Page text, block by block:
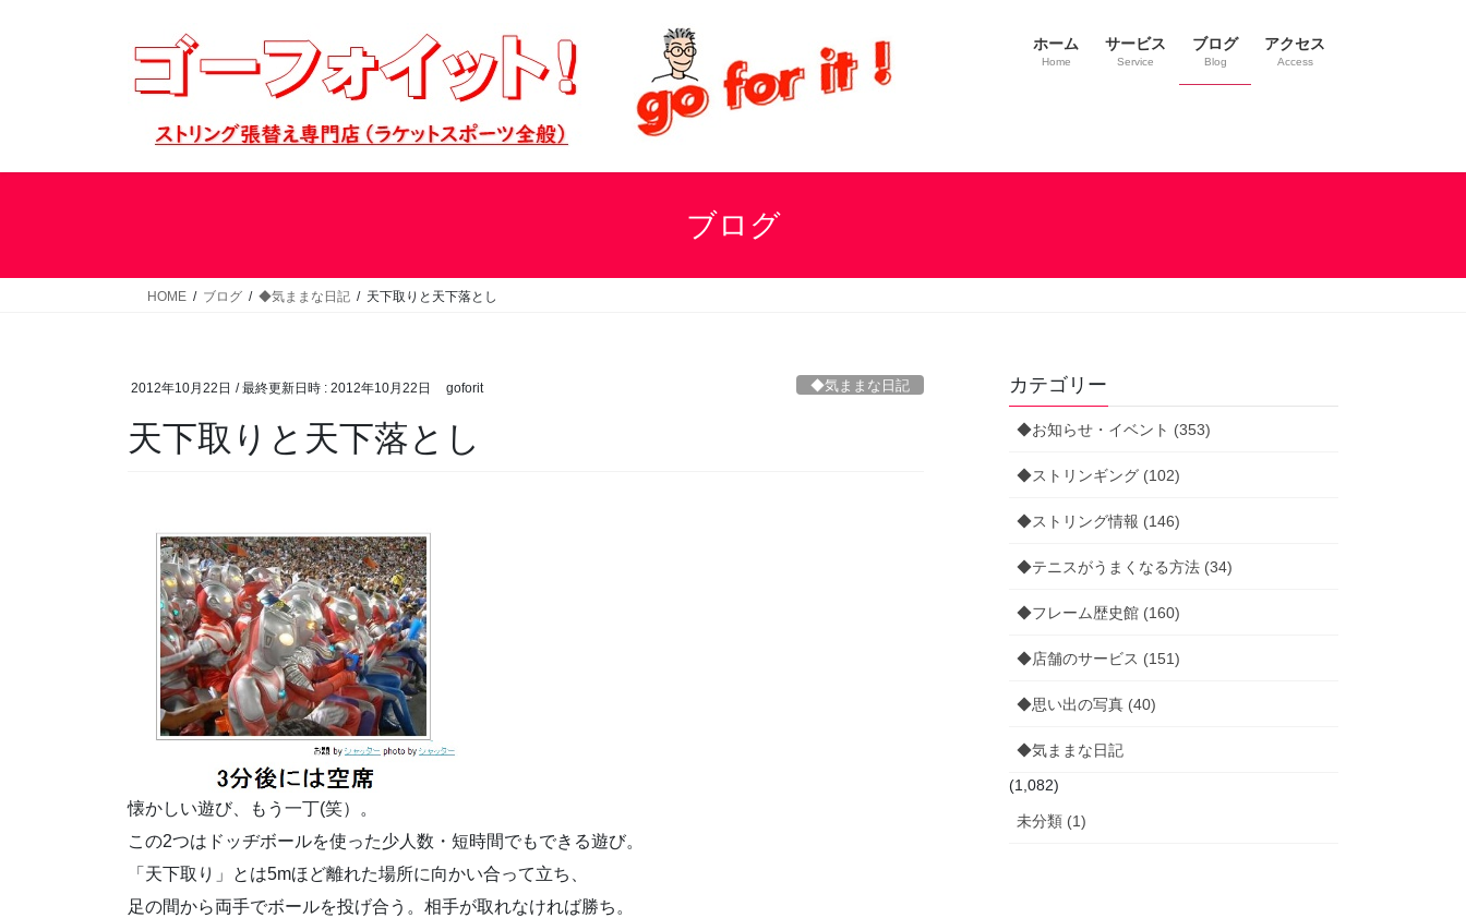
ス
ン
ホーム
Home
サービス
Service
ブログ
Blog
アクセス
Access
ブログ
HOME ブログ ◆気ままな日記 天下取りと天下落とし
2012年10月22日 / 最終更新日時 : 2012年10月22日 goforit ◆気ままな日記
天下取りと天下落とし
懐かしい遊び、もう一丁(笑）。
この2つはドッヂボールを使った少人数・短時間でもできる遊び。
「天下取り」とは5mほど離れた場所に向かい合って立ち、
足の間から両手でボールを投げ合う。相手が取れなければ勝ち。
カテゴリー
◆お知らせ・イベント (353)
◆ストリンギング (102)
◆ストリング情報 (146)
◆テニスがうまくなる方法 (34)
◆フレーム歴史館 (160)
◆店舗のサービス (151)
◆思い出の写真 (40)
◆気ままな日記
(1,082)
未分類 (1)